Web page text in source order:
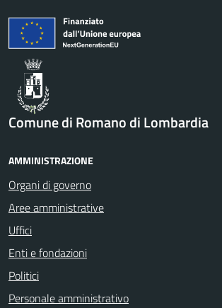
Comune di Romano di Lombardia
AMMINISTRAZIONE
Organi di governo
Aree amministrative
Uffici
Enti e fondazioni
Politici
Personale amministrativo